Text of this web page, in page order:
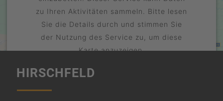
zu Ihren Aktivitäten sammeln. Bitte lesen
Sie die Details durch und stimmen Sie
der Nutzung des Service zu, um diese
Karte anzuzeigen.
Mehr Informationen
HIRSCHFELD